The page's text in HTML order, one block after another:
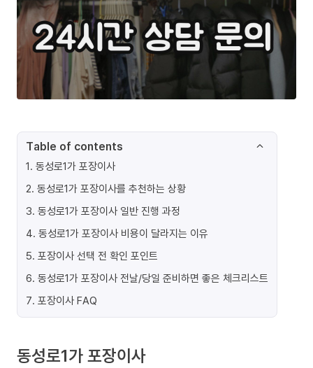
Table of contents
1. 동성로1가 포장이사
2. 동성로1가 포장이사를 추천하는 상황
3. 동성로1가 포장이사 일반 진행 과정
4. 동성로1가 포장이사 비용이 달라지는 이유
5. 포장이사 선택 전 확인 포인트
6. 동성로1가 포장이사 전날/당일 준비하면 좋은 체크리스트
7. 포장이사 FAQ
동성로1가 포장이사